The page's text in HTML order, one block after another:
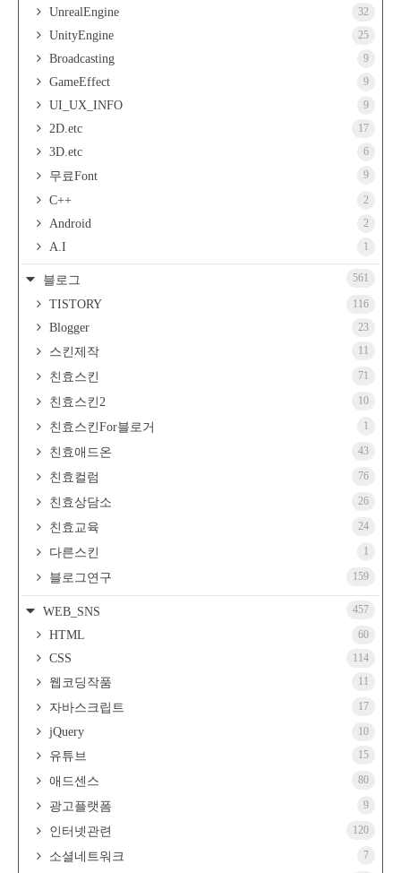
UnrealEngine 32
UnityEngine 25
Broadcasting 9
GameEffect 9
UI_UX_INFO 9
2D.etc 17
3D.etc 6
무료Font 9
C++ 2
Android 2
A.I 1
블로그 561
TISTORY 116
Blogger 23
스킨제작 11
친효스킨 71
친효스킨2 10
친효스킨For블로거 1
친효애드온 43
친효컬럼 76
친효상담소 26
친효교육 24
다른스킨 1
블로그연구 159
WEB_SNS 457
HTML 60
CSS 114
웹코딩작품 11
자바스크립트 17
jQuery 10
유튜브 15
애드센스 80
광고플랫폼 9
인터넷관련 120
소셜네트워크 7